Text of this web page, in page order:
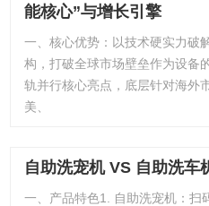
能核心”与增长引擎
一、核心优势：以技术硬实力破
构，打破全球市场壁垒作为设备
轨并行核心亮点，底层针对海外
美、
自助洗宠机 VS 自助洗车
一、产品特色1. 自助洗宠机：扫